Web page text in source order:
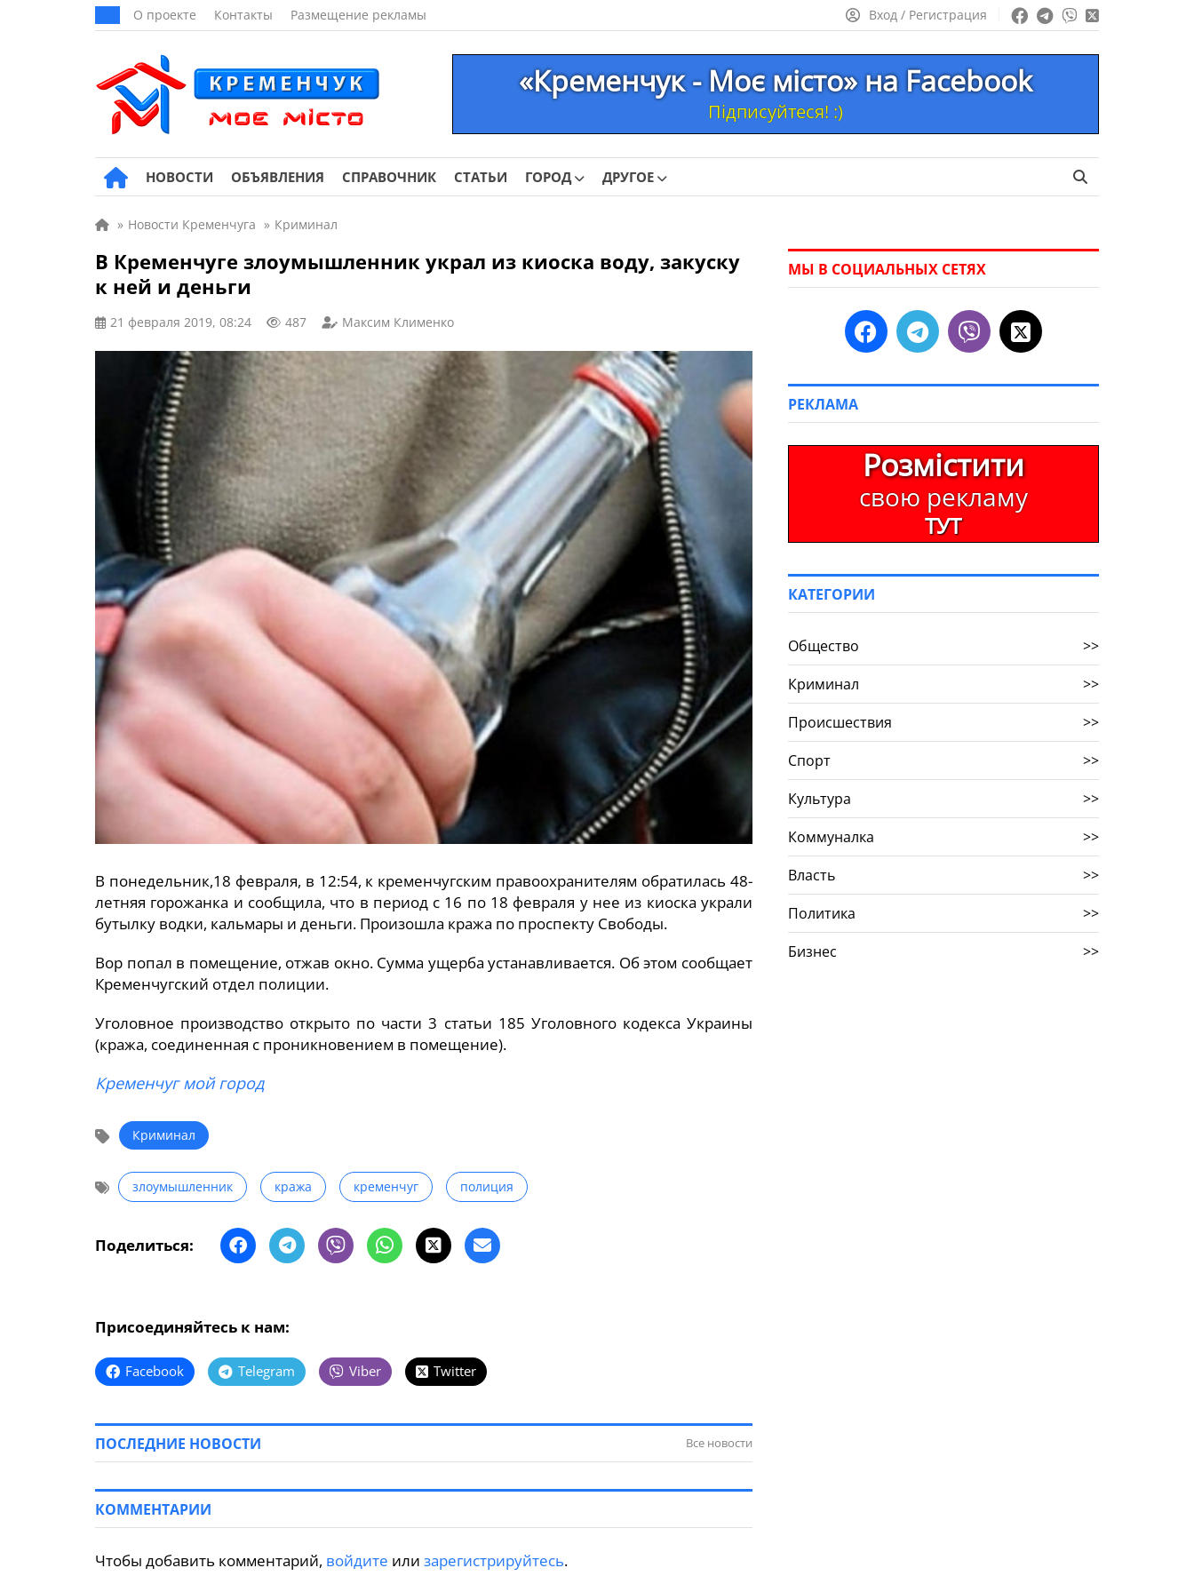
О проекте Контакты Размещение рекламы Вход / Регистрация
«Кременчук - Моє місто» на Facebook
Підписуйтеся! :)
НОВОСТИ ОБЪЯВЛЕНИЯ СПРАВОЧНИК СТАТЬИ ГОРОД ДРУГОЕ
» Новости Кременчуга » Криминал
В Кременчуге злоумышленник украл из киоска воду, закуску
к ней и деньги
21 февраля 2019, 08:24 487 Максим Клименко
В понедельник,18 февраля, в 12:54, к кременчугским правоохранителям обратилась 48-
летняя горожанка и сообщила, что в период с 16 по 18 февраля у нее из киоска украли
бутылку водки, кальмары и деньги. Произошла кража по проспекту Свободы.
Вор попал в помещение, отжав окно. Сумма ущерба устанавливается. Об этом сообщает
Кременчугский отдел полиции.
Уголовное производство открыто по части 3 статьи 185 Уголовного кодекса Украины
(кража, соединенная с проникновением в помещение).
Кременчуг мой город
Криминал
злоумышленник кража кременчуг полиция
Поделиться:
Присоединяйтесь к нам:
Facebook Telegram Viber Twitter
ПОСЛЕДНИЕ НОВОСТИ Все новости
КОММЕНТАРИИ
Чтобы добавить комментарий, войдите или зарегистрируйтесь.
МЫ В СОЦИАЛЬНЫХ СЕТЯХ
РЕКЛАМА
Розмістити
свою рекламу
ТУТ
КАТЕГОРИИ
Общество
>>
Криминал
>>
Происшествия
>>
Спорт
>>
Культура
>>
Коммуналка
>>
Власть
>>
Политика
>>
Бизнес
>>